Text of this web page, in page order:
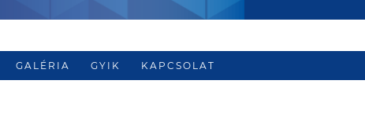
GALÉRIA GYIK KAPCSOLAT